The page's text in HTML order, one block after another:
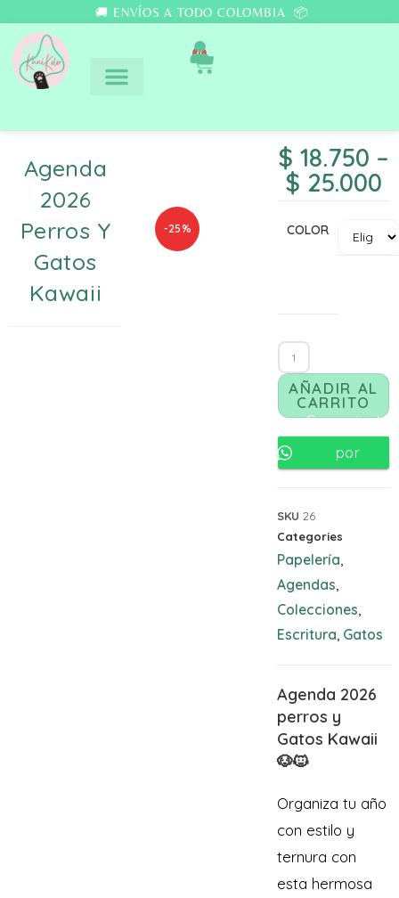
🚚 ENVÍOS A TODO COLOMBIA 📦
0
Agenda
2026
Perros Y
Gatos
Kawaii
-25%
$ 18.750 –
$ 25.000
COLOR
AÑADIR AL
CARRITO
Comunicate
por
SKU 26
Categories
Papelería
Agendas
Colecciones
Escritura Gatos
Agenda 2026
perros y
Gatos Kawaii
🐶🐱
Organiza tu año
con estilo y
ternura con
esta hermosa